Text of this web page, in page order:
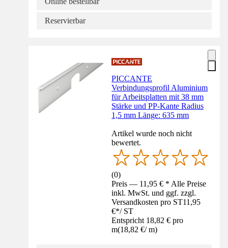
Reservierbar
PICCANTE
Verbindungsprofil Aluminium
für Arbeitsplatten mit 38 mm
Stärke und PP-Kante Radius
1,5 mm Länge: 635 mm
Artikel wurde noch nicht
bewertet.
(0)
Preis — 11,95 € * Alle Preise
inkl. MwSt. und ggf. zzgl.
Versandkosten pro ST11,95
€*/ ST
Entspricht 18,82 € pro
m(18,82 €/ m)